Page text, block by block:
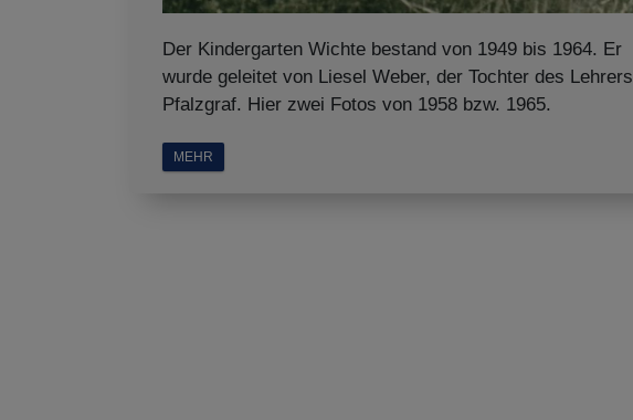
Der Kindergarten Wichte bestand von 1949 bis 1964. Er
wurde geleitet von Liesel Weber, der Tochter des Lehrers
Pfalzgraf. Hier zwei Fotos von 1958 bzw. 1965.
MEHR